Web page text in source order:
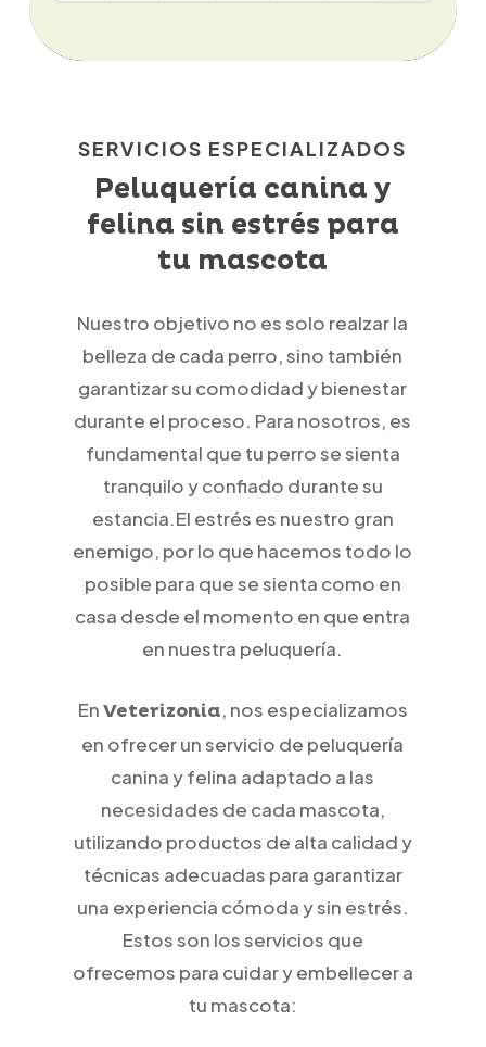
SERVICIOS ESPECIALIZADOS
Peluquería canina y
felina sin estrés para
tu mascota
Nuestro objetivo no es solo realzar la
belleza de cada perro, sino también
garantizar su comodidad y bienestar
durante el proceso. Para nosotros, es
fundamental que tu perro se sienta
tranquilo y confiado durante su
estancia.El estrés es nuestro gran
enemigo, por lo que hacemos todo lo
posible para que se sienta como en
casa desde el momento en que entra
en nuestra peluquería.
EnVeterizonia, nos especializamos
en ofrecer un servicio de peluquería
canina y felina adaptado a las
necesidades de cada mascota,
utilizando productos de alta calidad y
técnicas adecuadas para garantizar
una experiencia cómoda y sin estrés.
Estos son los servicios que
ofrecemos para cuidar y embellecer a
tu mascota: